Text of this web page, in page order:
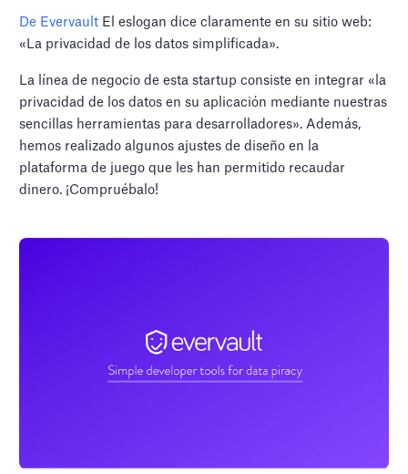
De Evervault El eslogan dice claramente en su sitio web:
«La privacidad de los datos simplificada».
La línea de negocio de esta startup consiste en integrar «la
privacidad de los datos en su aplicación mediante nuestras
sencillas herramientas para desarrolladores». Además,
hemos realizado algunos ajustes de diseño en la
plataforma de juego que les han permitido recaudar
dinero. ¡Compruébalo!